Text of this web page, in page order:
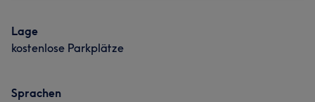
Lage
kostenlose Parkplätze
Sprachen